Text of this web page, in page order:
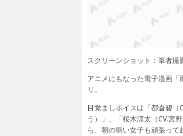
スクリーンショット：筆者撮
アニメにもなった電子漫画
リ。
目覚ましボイスは「都倉碧（
う）」、「桜木涼太（CV.宮
ら、朝の弱い女子も頑張っ